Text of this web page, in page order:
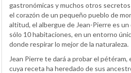
gastronómicas y muchos otros
el corazón de un pequeño pueblo de
altitud, el albergue de Jean-Pierre es
sólo 10 habitaciones, en un entorno
donde respirar lo mejor de la naturaleza.
Jean Pierre te dará a probar el
cuya receta ha heredado de sus